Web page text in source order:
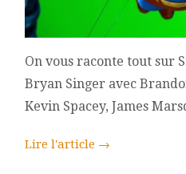
On vous raconte tout sur
Bryan Singer avec
Kevin Spacey, James
Lire l'article →